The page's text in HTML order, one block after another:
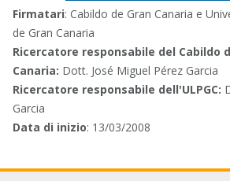
Firmatari: Cabildo de Gran Canaria e
de Gran Canaria
Ricercatore responsabile del Cabildo
Canaria: Dott. José Miguel Pérez Garcia
Ricercatore responsabile dell'ULPGC:
Garcia
Data di inizio: 13/03/2008